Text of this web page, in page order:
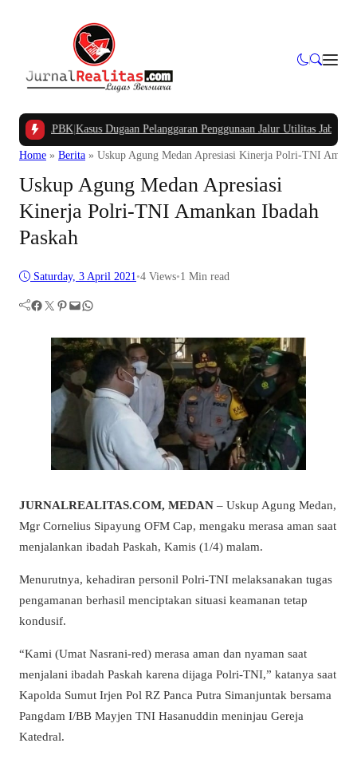
APBK| Kasus Dugaan Pelanggaran Penggunaan Jalur Utilitas Jababeka
Home » Berita » Uskup Agung Medan Apresiasi Kinerja Polri-TNI
Uskup Agung Medan Apresiasi
Kinerja Polri-TNI Amankan Ibadah
Paskah
Saturday, 3 April 2021•4 Views•1 Min read
Facebook Twitter Pinterest Mail WhatsApp
JURNALREALITAS.COM, MEDAN – Uskup Agung Medan,
Mgr Cornelius Sipayung OFM Cap, mengaku merasa aman saat
menjalankan ibadah Paskah, Kamis (1/4) malam.
Menurutnya, kehadiran personil Polri-TNI melaksanakan tugas
pengamanan berhasil menciptakan situasi keamanan tetap
kondusif.
“Kami (Umat Nasrani-red) merasa aman dan nyaman saat
menjalani ibadah Paskah karena dijaga Polri-TNI,” katanya saat
Kapolda Sumut Irjen Pol RZ Panca Putra Simanjuntak bersama
Pangdam I/BB Mayjen TNI Hasanuddin meninjau Gereja
Katedral.